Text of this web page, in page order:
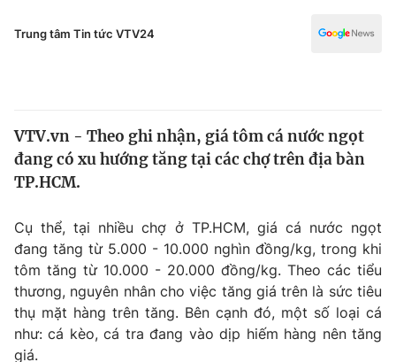
Thế giới
Thế giới đó đây
Câu chuyện quốc tế
Kinh tế
Tài chính
Thị trường
Góc doanh nghiệp
Dữ liệu và đời sống
Truyền hình
Y tế
Trung tâm Tin tức VTV24
VTV.vn - Theo ghi nhận, giá tôm cá nước ngọt
đang có xu hướng tăng tại các chợ trên địa bàn
TP.HCM.
Cụ thể, tại nhiều chợ ở TP.HCM, giá cá nước ngọt
đang tăng từ 5.000 - 10.000 nghìn đồng/kg, trong khi
tôm tăng từ 10.000 - 20.000 đồng/kg. Theo các tiểu
thương, nguyên nhân cho việc tăng giá trên là sức tiêu
thụ mặt hàng trên tăng. Bên cạnh đó, một số loại cá
như: cá kèo, cá tra đang vào dịp hiếm hàng nên tăng
giá.